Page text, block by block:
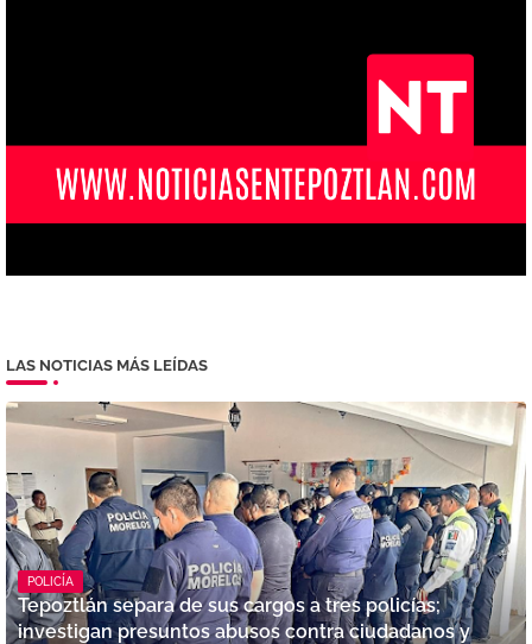
LAS NOTICIAS MÁS LEÍDAS
POLICÍA
Tepoztlán separa de sus cargos a tres policías;
investigan presuntos abusos contra ciudadanos y